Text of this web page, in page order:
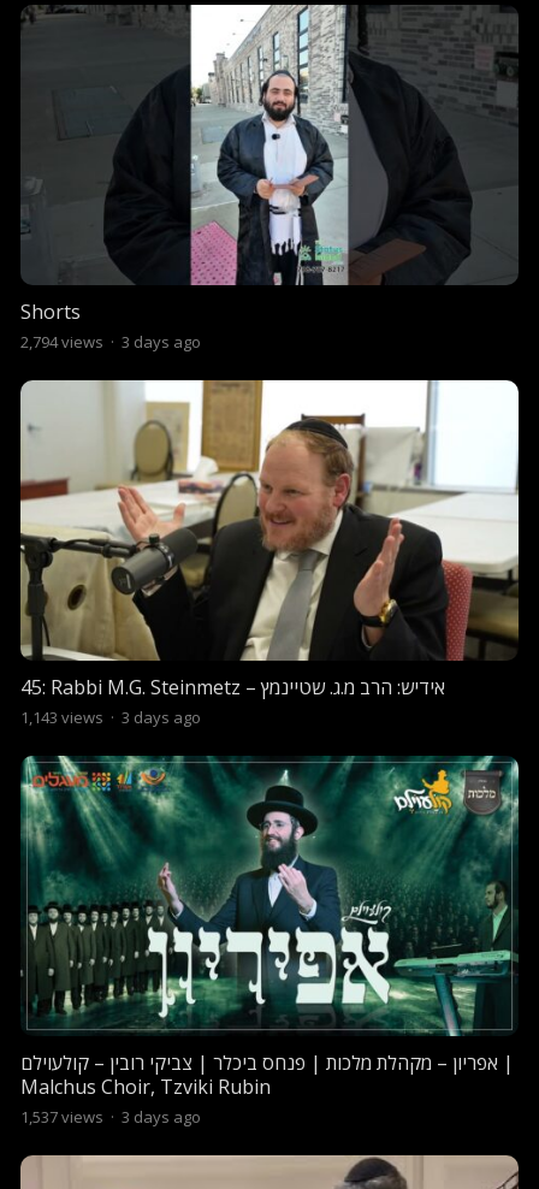
Shorts
2,794views · 3 days ago
45: Rabbi M.G. Steinmetz – אידיש: הרב מ.ג. שטיינמץ
1,143 views · 3 days ago
אפריון – מקהלת מלכות | פנחס ביכלר | צביקי רובין – קולעוילם |
Malchus Choir, Tzviki Rubin
1,537views · 3 days ago